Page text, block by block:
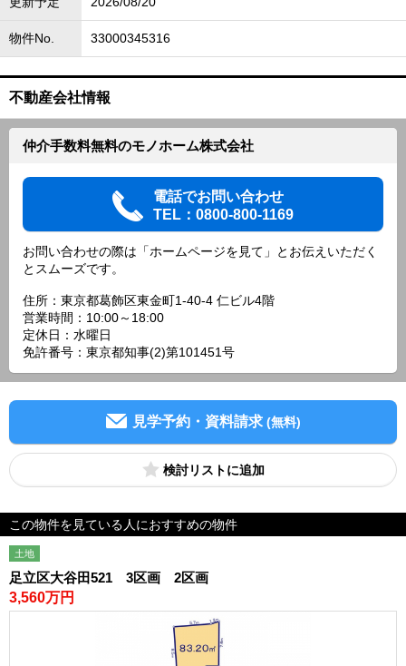
物件No. 33000345316
不動産会社情報
仲介手数料無料のモノホーム株式会社
電話でお問い合わせ
TEL：0800-800-1169
お問い合わせの際は「ホームページを見て」とお伝えいただく
とスムーズです。
住所：東京都葛飾区東金町1-40-4 仁ビル4階
営業時間：10:00～18:00
定休日：水曜日
免許番号：東京都知事(2)第101451号
見学予約・資料請求 (無料)
検討リスト
この物件を見ている人におすすめの物件
土地
足立区大谷田521 3区画 2区画
3,560万円